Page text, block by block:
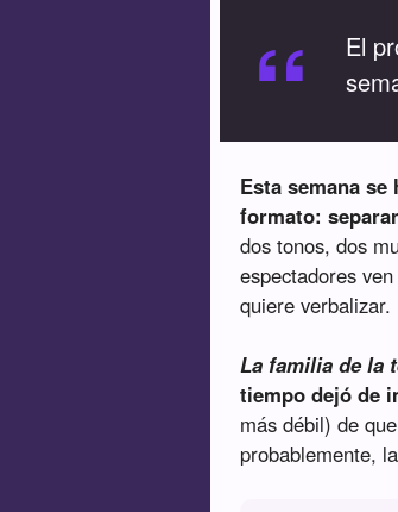
“
El
Esta semana
formato:
dos tonos, dos
espectadores
quiere verbalizar.
La familia de la
tiempo dejó de
más débil) de
probablemente,